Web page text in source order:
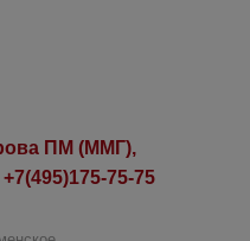
ПМ (ММГ),
75-75